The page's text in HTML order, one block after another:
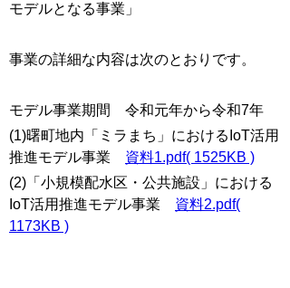
モデルとなる事業」
事業の詳細な内容は次のとおりです。
モデル事業期間 令和元年から令和7年
(1)曙町地内「ミラまち」におけるIoT活用
推進モデル事業 資料1.pdf( 1525KB )
(2)「小規模配水区・公共施設」における
IoT活用推進モデル事業 資料2.pdf(
1173KB )